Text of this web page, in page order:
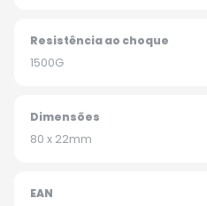
Resistência ao choque
1500G
Dimensões
80 x 22mm
EAN